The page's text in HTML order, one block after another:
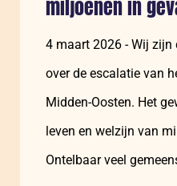
miljoenen in
4 maart 2026 - Wij zijn
over de escalatie van
Midden-Oosten. Het
leven en welzijn van
Ontelbaar veel